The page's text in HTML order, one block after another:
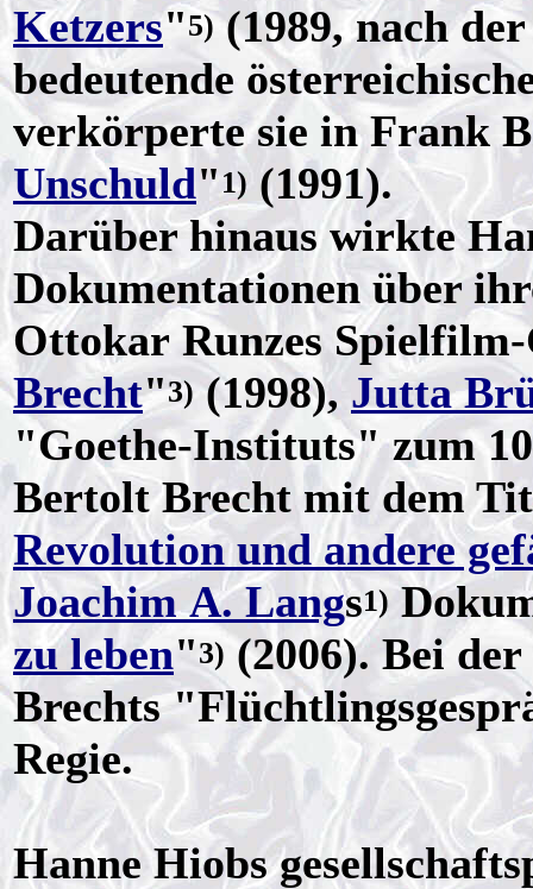
Ketzers"5)(1989, nach
bedeutende
verkörperte sie in Frank
Unschuld" 1) (1991).
Darüber hinaus wirkte
Dokumentationen über
Ottokar Runzes
Brecht"3) (1998), Jutta
"Goethe-Instituts" zum
Bertolt Brecht mit dem
Revolution und andere
Joachim A. Langs1)
zu leben"3) (2006). Bei
Brechts
Regie.
Hanne Hiobs